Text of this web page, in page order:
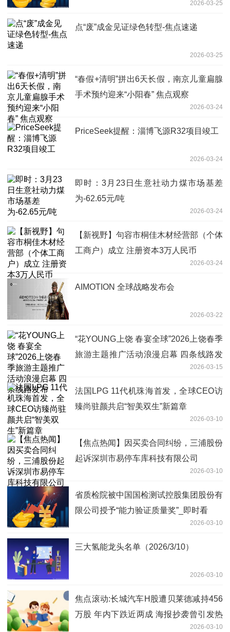
2026-03-25
点“废”成金见证绿色转型-焦点速递
2026-03-25
“春假+清明”拼出6天长假，南京儿童扁腺
手术预约迎来“小阳春” 焦点观察
2026-03-24
PriceSeek提醒：淄博飞源R32项目竣工
2026-03-24
即时：3月23日生意社动力煤市场基差
为-62.65元/吨
2026-03-24
【新视野】句容市桐佳木材经营部（个体
工商户）成立 注册资本3万人民币
2026-03-24
AIMOTION 全球战略发布会
2026-03-22
“花YOUNG上饶 春宴全球”2026上饶春季
旅游主题推广活动浪漫启幕 四条线路发
2026-03-15
法国LPG 11代机珠海首发，全球CEO访
臻尚驻颜共启“智美双生”新篇章
2026-03-10
【焦点热闻】因买卖合同纠纷，三浦股份
起诉深圳市易停车库科技有限公司
2026-03-10
省质检院被中国国检测试控股集团股份有
限公司授予“能力验证质量奖”_即时看
2026-03-10
三大氢能龙头名单（2026/3/10）
2026-03-10
焦点滚动:长城汽车H股遭贝莱德减持456
万股 年内下跌近两成 海报抄袭曾引发热
2026-03-10